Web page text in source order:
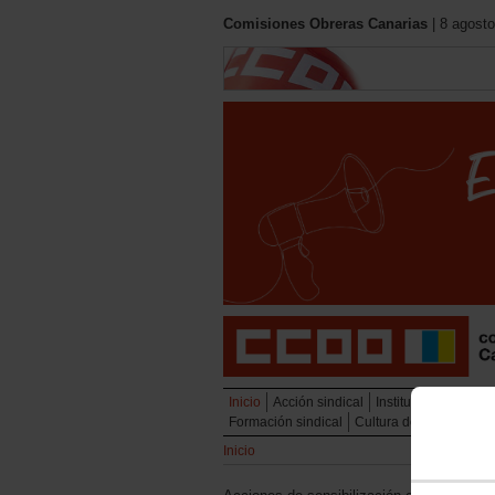
Comisiones Obreras Canarias | 8
Inicio Acción sindical Institucional
Formación sindical
Cultura del trabajo y
Inicio